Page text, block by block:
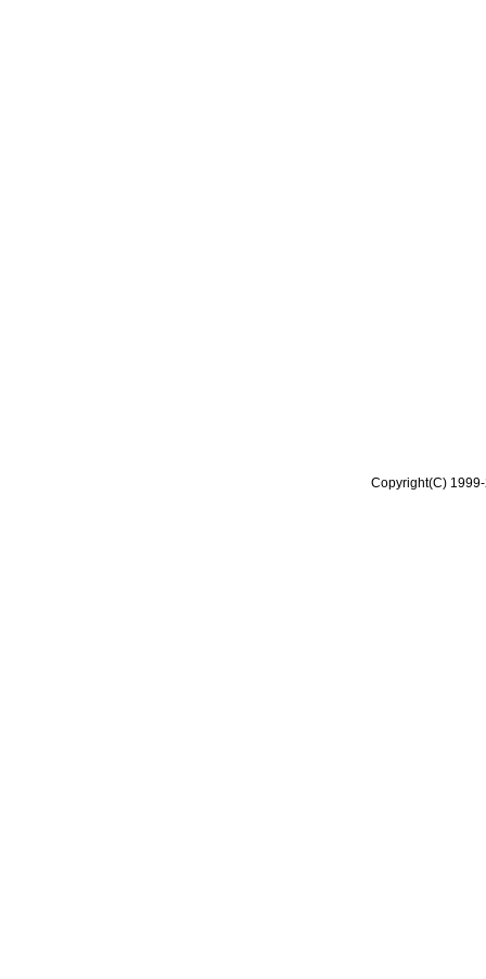
Copyright(C)